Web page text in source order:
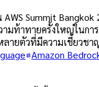
Summit
มท้าทายครั้งใหญ่ในก
ลายตัวที่มีความเชี่ยว
Amazon